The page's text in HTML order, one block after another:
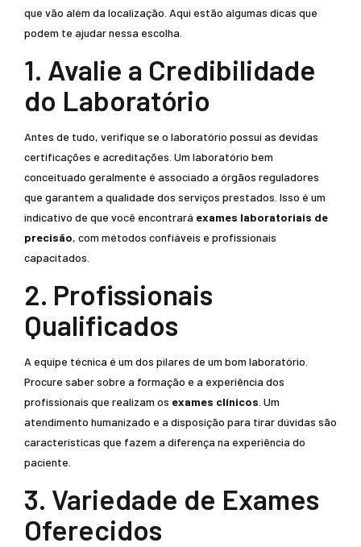
que vão além da localização. Aqui estão algumas dicas que
podem te ajudar nessa escolha.
1. Avalie a Credibilidade
do Laboratório
Antes de tudo, verifique se o laboratório possui as devidas
certificações e acreditações. Um laboratório bem
conceituado geralmente é associado a órgãos reguladores
que garantem a qualidade dos serviços prestados. Isso é um
indicativo de que você encontrará exames laboratoriais de
precisão, com métodos confiáveis e profissionais
capacitados.
2. Profissionais
Qualificados
A equipe técnica é um dos pilares de um bom laboratório.
Procure saber sobre a formação e a experiência dos
profissionais que realizam os exames clínicos . Um
atendimento humanizado e a disposição para tirar dúvidas são
características que fazem a diferença na experiência do
paciente.
3. Variedade de Exames
Oferecidos